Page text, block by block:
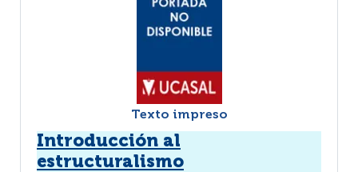
Texto impreso
Introducción al
estructuralismo